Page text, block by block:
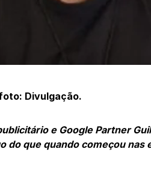
Divulgação.
e Google Partner
do que quando começou